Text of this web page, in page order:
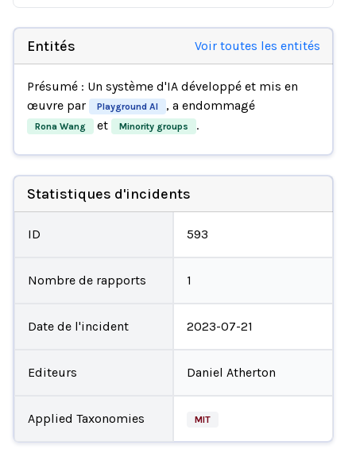
Entités Voir toutes les entités
Présumé : Un système d'IA développé et mis en
œuvre par
Playground AI , a endommagé
Rona Wang et Minority groups .
Statistiques d'incidents
ID 593
Nombre de rapports 1
Date de l'incident 2023-07-21
Editeurs Daniel Atherton
Applied Taxonomies MIT